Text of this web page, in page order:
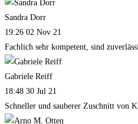
Sandra Dorr
19:26 02 Nov 21
Fachlich sehr kompetent, sind
Gabriele Reiff
18:48 30 Jul 21
Schneller und sauberer Zuschnitt von